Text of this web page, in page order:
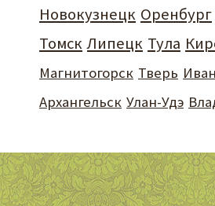
Новокузнецк Оренбург
Томск Липецк Тула
Магнитогорск Тверь
Архангельск Улан-Удэ